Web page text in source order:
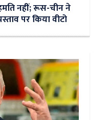
नहीं; रूस-चीन ने
पर किया वीटो